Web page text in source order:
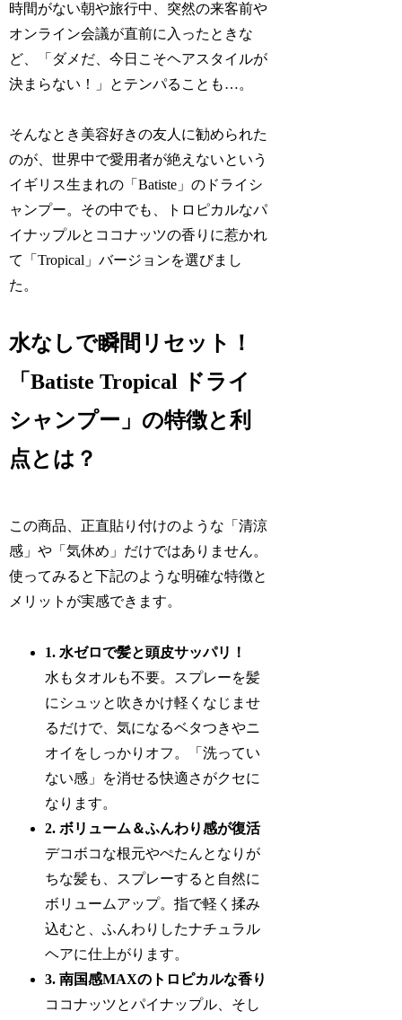
時間がない朝や旅行中、突然の来客前や
オンライン会議が直前に入ったときな
ど、「ダメだ、今日こそヘアスタイルが
決まらない！」とテンパることも…。
そんなとき美容好きの友人に勧められた
のが、世界中で愛用者が絶えないという
イギリス生まれの「Batiste」のドライシ
ャンプー。その中でも、トロピカルなパ
イナップルとココナッツの香りに惹かれ
て「Tropical」バージョンを選びまし
た。
水なしで瞬間リセット！
「Batiste Tropical ドライ
シャンプー」の特徴と利
点とは？
この商品、正直貼り付けのような「清涼
感」や「気休め」だけではありません。
使ってみると下記のような明確な特徴と
メリットが実感できます。
1. 水ゼロで髪と頭皮サッパリ！
水もタオルも不要。スプレーを髪
にシュッと吹きかけ軽くなじませ
るだけで、気になるベタつきやニ
オイをしっかりオフ。「洗ってい
ない感」を消せる快適さがクセに
なります。
2. ボリューム＆ふんわり感が復活
デコボコな根元やぺたんとなりが
ちな髪も、スプレーすると自然に
ボリュームアップ。指で軽く揉み
込むと、ふんわりしたナチュラル
ヘアに仕上がります。
3. 南国感MAXのトロピカルな香り
ココナッツとパイナップル、そし